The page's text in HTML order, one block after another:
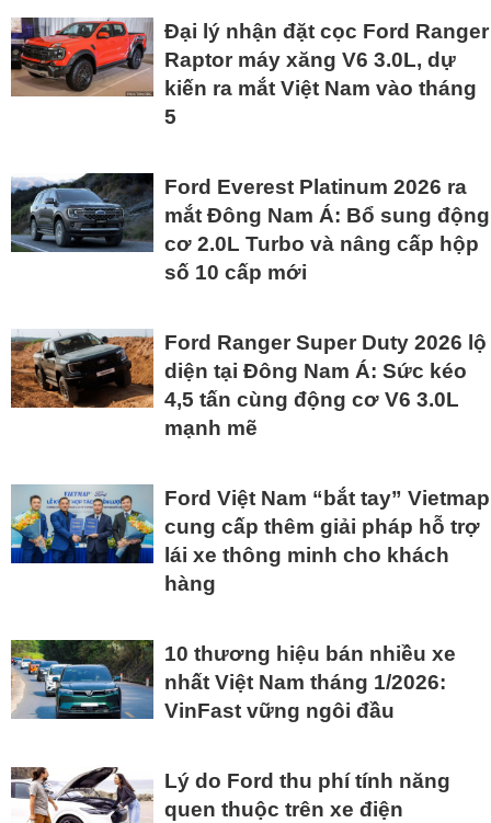
Đại lý nhận đặt cọc Ford Ranger
Raptor máy xăng V6 3.0L, dự
kiến ra mắt Việt Nam vào tháng
5
Ford Everest Platinum 2026 ra
mắt Đông Nam Á: Bổ sung động
cơ 2.0L Turbo và nâng cấp hộp
số 10 cấp mới
Ford Ranger Super Duty 2026 lộ
diện tại Đông Nam Á: Sức kéo
4,5 tấn cùng động cơ V6 3.0L
mạnh mẽ
Ford Việt Nam “bắt tay” Vietmap
cung cấp thêm giải pháp hỗ trợ
lái xe thông minh cho khách
hàng
10 thương hiệu bán nhiều xe
nhất Việt Nam tháng 1/2026:
VinFast vững ngôi đầu
Lý do Ford thu phí tính năng
quen thuộc trên xe điện